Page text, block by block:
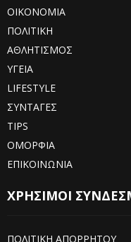
ΟΙΚΟΝΟΜΙΑ
ΠΟΛΙΤΙΚΗ
ΑΘΛΗΤΙΣΜΟΣ
ΥΓΕΙΑ
LIFESTYLE
ΣΥΝΤΑΓΕΣ
TIPS
ΟΜΟΡΦΙΑ
ΕΠΙΚΟΙΝΩΝΙΑ
ΧΡΗΣΙΜΟΙ
ΠΟΛΙΤΙΚΗ ΑΠΟΡΡΗΤΟΥ